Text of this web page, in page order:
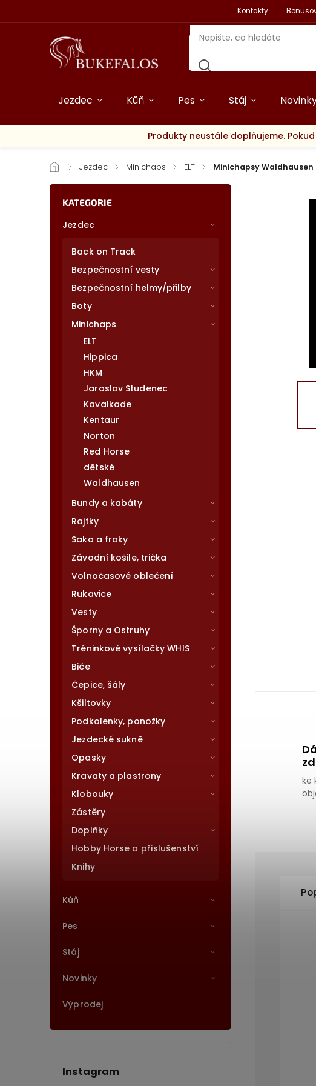
Kontakty
Jezdec Kůň Pes Stáj
Produkty neustále doplňujeme.
/ Jezdec / Minichaps / ELT / Minichapsy Waldhausen
KATEGORIE
Jezdec
Back on Track
Bezpečnostní vesty
Bezpečnostní helmy/přilby
Boty
Minichaps
ELT
Hippica
HKM
Jaroslav Studenec
Kavalkade
Kentaur
Norton
Red Horse
dětské
Waldhausen
Bundy a kabáty
Rajtky
Saka a fraky
Závodní košile, trička
Volnočasové oblečení
Rukavice
Vesty
Šporny a Ostruhy
Tréninkové vysílačky WHIS
Biče
Čepice, šály
Kšiltovky
Podkolenky, ponožky
Jezdecké sukně
Opasky
Kravaty a plastrony
Klobouky
Zástěry
Doplňky
Hobby Horse a příslušenství
Knihy
Kůň
Pes
Stáj
Novinky
Výprodej
Instagram
ke